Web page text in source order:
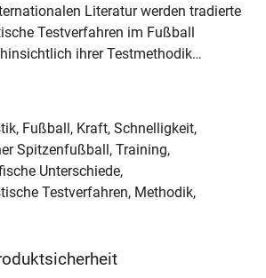
Literatur werden tradierte
Testverfahren im Fußball
ihrer Testmethodik…
Fußball, Kraft, Schnelligkeit,
Spitzenfußball, Training,
Unterschiede,
Testverfahren, Methodik,